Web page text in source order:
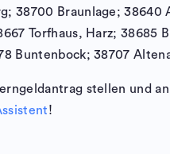
38700 Braunlage;
Torfhaus, Harz; 38685
Buntenbock; 38707
stellen und
!